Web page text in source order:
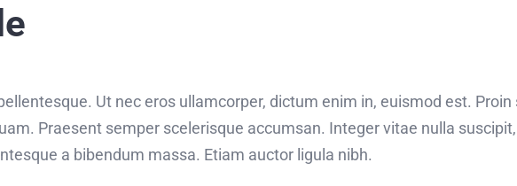
Ut nec eros ullamcorper, dictum enim in, euismod est. Proin
Praesent semper scelerisque accumsan. Integer vitae nulla
a bibendum massa. Etiam auctor ligula nibh.